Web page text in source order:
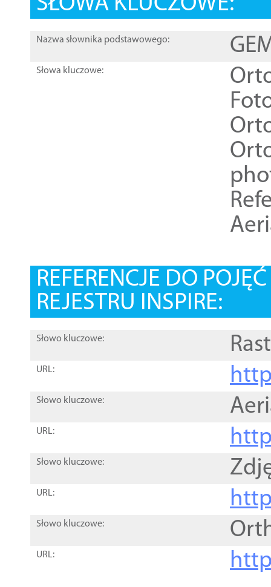
Nazwa słownika podstawowego:
Słowa kluczowe:
REFERENCJE DO
REJESTRU INSPIRE:
Słowo kluczowe:
URL:
Słowo kluczowe:
URL:
Słowo kluczowe:
URL:
Słowo kluczowe:
URL: